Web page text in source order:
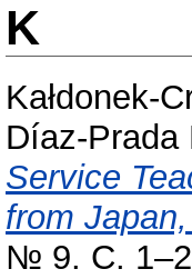
K
Kałdonek-
Díaz-Prada
Service
from
№ 9. С.